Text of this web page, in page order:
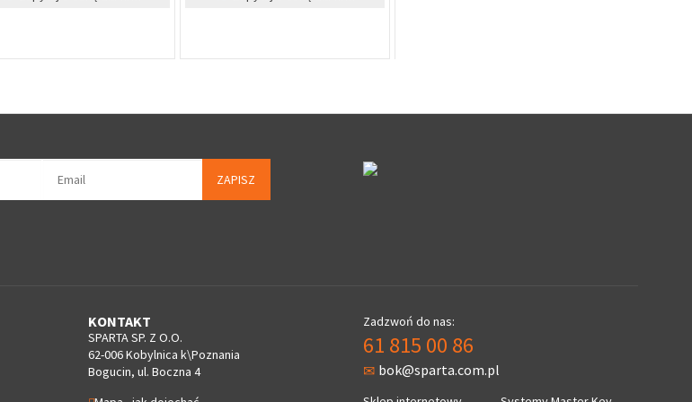
ZAPISZ
KONTAKT
SPARTA SP. Z O.O.
62-006 Kobylnica k\Poznania
Bogucin, ul. Boczna 4
Zadzwoń do nas:
61 815 00 86
bok@sparta.com.pl